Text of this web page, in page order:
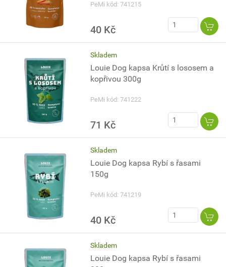
PeMi kód: 741215
40 Kč
Skladem
Louie Dog kapsa Krůtí s lososem a
kopřivou 300g
PeMi kód: 741222
71 Kč
Skladem
Louie Dog kapsa Rybí s řasami
150g
PeMi kód: 741219
40 Kč
Skladem
Louie Dog kapsa Rybí s řasami